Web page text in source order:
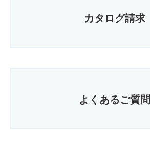
カタログ請求
よくあるご質問